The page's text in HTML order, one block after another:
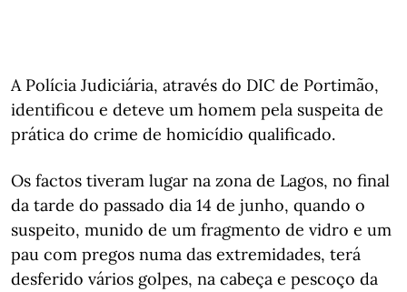
A Polícia Judiciária, através do DIC de Portimão,
identificou e deteve um homem pela suspeita de
prática do crime de homicídio qualificado.
Os factos tiveram lugar na zona de Lagos, no final
da tarde do passado dia 14 de junho, quando o
suspeito, munido de um fragmento de vidro e um
pau com pregos numa das extremidades, terá
desferido vários golpes, na cabeça e pescoço da